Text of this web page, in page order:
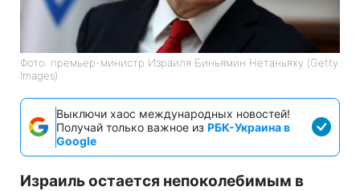
Фото: премьер-министр Израиля Биньямин Нетаньяху (Getty
Images)
Выключи хаос международных новостей!
Получай только важное из РБК-Украина в
Google
Израиль остается непоколебимым в